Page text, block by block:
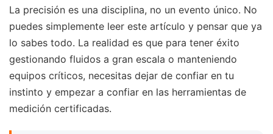
La precisión es una disciplina, no un evento único. No
puedes simplemente leer este artículo y pensar que ya
lo sabes todo. La realidad es que para tener éxito
gestionando fluidos a gran escala o manteniendo
equipos críticos, necesitas dejar de confiar en tu
instinto y empezar a confiar en las herramientas de
medición certificadas.